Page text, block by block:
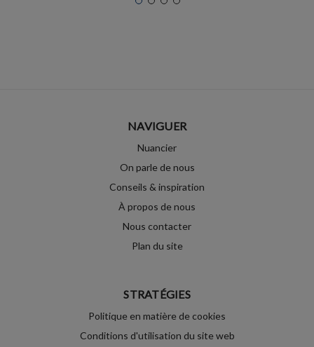
NAVIGUER
Nuancier
On parle de nous
Conseils & inspiration
À propos de nous
Nous contacter
Plan du site
STRATÉGIES
Politique en matière de cookies
Conditions d'utilisation du site web